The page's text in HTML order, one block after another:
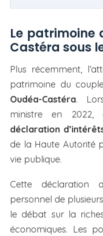
Le patrimoine
Castéra sous
Plus récemment,
patrimoine du
Oudéa-Castéra.
ministre en
déclaration
de la Haute Autorité
vie publique.
Cette déclaration
personnel de
le débat sur la
économiques. Les